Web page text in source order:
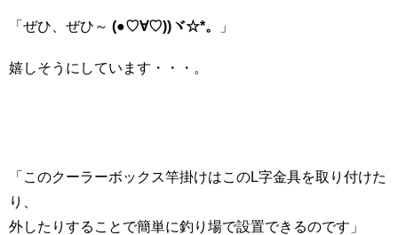
「ぜひ、ぜひ～ (●♡∀♡))ヾ☆*。 」
嬉しそうにしています・・・。
「このクーラーボックス竿掛けはこのL字金具を取り付けた
り、
外したりすることで簡単に釣り場で設置できるのです」